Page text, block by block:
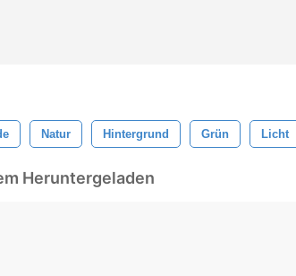
Natur Hintergrund Grün Licht
Heruntergeladen